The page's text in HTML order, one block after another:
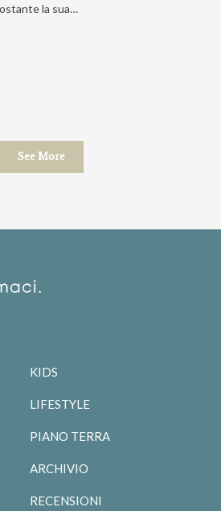
la sua…
See More
KIDS
LIFESTYLE
PIANO TERRA
ARCHIVIO
RECENSIONI